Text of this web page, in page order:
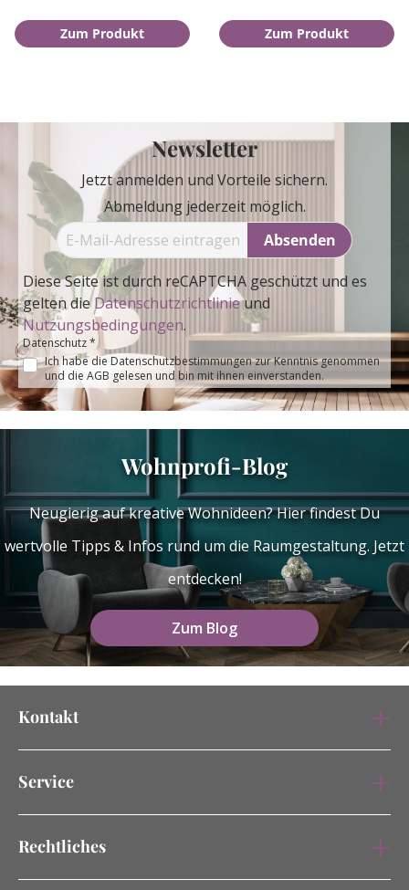
Zum Produkt Zum Produkt
Newsletter
Jetzt anmelden und Vorteile sichern.
Abmeldung jederzeit möglich.
Absenden
Diese Seite ist durch reCAPTCHA geschützt und es
gelten dieDatenschutzrichtlinieund
Nutzungsbedingungen.
Datenschutz *
Ich habe die Datenschutzbestimmungenzur Kenntnis genommen
und die AGB gelesen und bin mit ihnen einverstanden.
Wohnprofi-Blog
Neugierig auf kreative Wohnideen? Hier findest Du
wertvolle Tipps & Infos rund um die Raumgestaltung. Jetzt
entdecken!
Zum Blog
Kontakt
Service
Rechtliches